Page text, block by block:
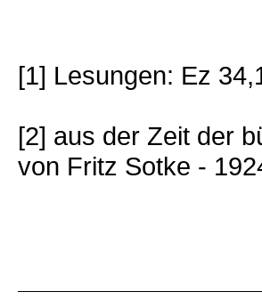
[1] Lesungen: Ez
[2] aus der Zeit der
von Fritz Sotke -